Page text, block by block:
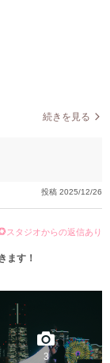
続きを見る
投稿 2025/12/26
スタジオからの返信あり
ます！
3